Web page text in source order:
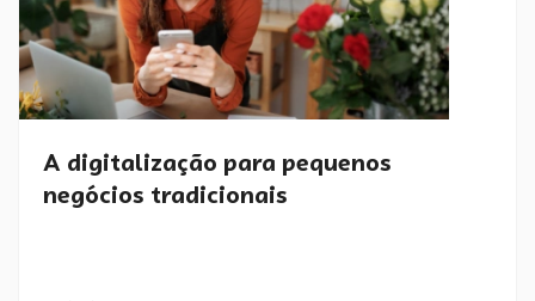
A digitalização para pequenos
negócios tradicionais